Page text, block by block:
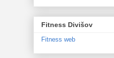
Fitness Divišov
Fitness web